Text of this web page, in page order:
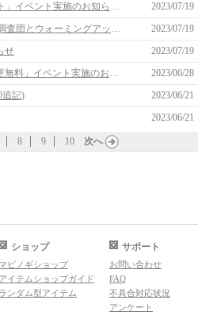
【追記】「コンヌース海岸バカンス」&「FunFunカート」イベント実施のお知らせ （7/31 17:55追記）
2023/07/19
【修正】「プレシーズンイベント ～ティルコネイル調査団とウォーミングアップ！～」実施のお知らせ(9/7 10:45修正)
2023/07/19
せ
2023/07/19
「戦闘経験値・AP・スキルトレーニング2倍・外見変更無料」イベント実施のお知らせ
2023/06/28
追記)
2023/06/21
2023/06/21
8 9 10 次へ
ショップ
マビノギショップ
アイテムショップガイド
ランダム型アイテム
サポート
お問い合わせ
FAQ
不具合対応状況
アンケート